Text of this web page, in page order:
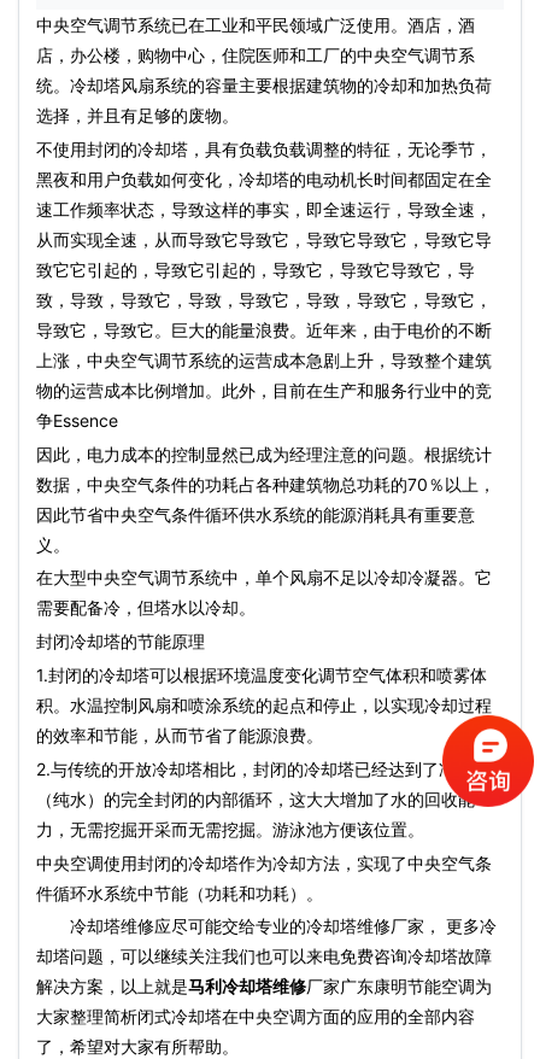
中央空气调节系统已在工业和平民领域广泛使用。酒店，酒
店，办公楼，购物中心，住院医师和工厂的中央空气调节系
统。冷却塔风扇系统的容量主要根据建筑物的冷却和加热负荷
选择，并且有足够的废物。
不使用封闭的冷却塔，具有负载负载调整的特征，无论季节，
黑夜和用户负载如何变化，冷却塔的电动机长时间都固定在全
速工作频率状态，导致这样的事实，即全速运行，导致全速，
从而实现全速，从而导致它导致它，导致它导致它，导致它导
致它它引起的，导致它引起的，导致它，导致它导致它，导
致，导致，导致它，导致，导致它，导致，导致它，导致它，
导致它，导致它。巨大的能量浪费。近年来，由于电价的不断
上涨，中央空气调节系统的运营成本急剧上升，导致整个建筑
物的运营成本比例增加。此外，目前在生产和服务行业中的竞
争Essence
因此，电力成本的控制显然已成为经理注意的问题。根据统计
数据，中央空气条件的功耗占各种建筑物总功耗的70％以上，
因此节省中央空气条件循环供水系统的能源消耗具有重要意
义。
在大型中央空气调节系统中，单个风扇不足以冷却冷凝器。它
需要配备冷，但塔水以冷却。
封闭冷却塔的节能原理
1.封闭的冷却塔可以根据环境温度变化调节空气体积和喷雾体
积。水温控制风扇和喷涂系统的起点和停止，以实现冷却过程
的效率和节能，从而节省了能源浪费。
2.与传统的开放冷却塔相比，封闭的冷却塔已经达到了冷却水
（纯水）的完全封闭的内部循环，这大大增加了水的回收能
力，无需挖掘开采而无需挖掘。游泳池方便该位置。
中央空调使用封闭的冷却塔作为冷却方法，实现了中央空气条
件循环水系统中节能（功耗和功耗）。
冷却塔维修应尽可能交给专业的冷却塔维修厂家， 更多冷
却塔问题，可以继续关注我们也可以来电免费咨询冷却塔故障
解决方案，以上就是马利冷却塔维修厂家广东康明节能空调为
大家整理简析闭式冷却塔在中央空调方面的应用的全部内容
了，希望对大家有所帮助。